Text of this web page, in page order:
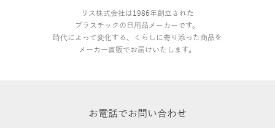
リス株式会社は1986年創立された
プラスチックの日用品メーカーです。
時代によって変化する、くらしに寄り添った商品を
メーカー直販でお届けいたします。
お電話でお問い合わせ